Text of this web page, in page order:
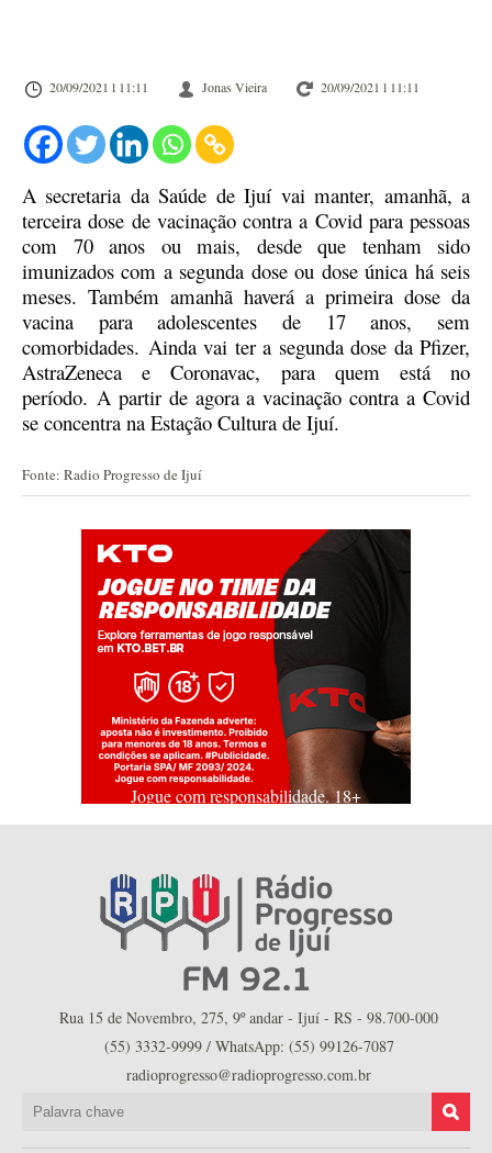
20/09/2021 l 11:11 Jonas Vieira 20/09/2021 l 11:11
A secretaria da Saúde de Ijuí vai manter, amanhã, a
terceira dose de vacinação contra a Covid para pessoas
com 70 anos ou mais, desde que tenham sido
imunizados com a segunda dose ou dose única há seis
meses. Também amanhã haverá a primeira dose da
vacina para adolescentes de 17 anos, sem
comorbidades. Ainda vai ter a segunda dose da Pfizer,
AstraZeneca eCoronavac, para quem está no
período. A partir de agora a vacinação contra a Covid
se concentra na Estação Cultura de Ijuí.
Fonte: Radio Progresso de Ijuí
Jogue com responsabilidade. 18+
Rua 15 de Novembro, 275, 9º andar - Ijuí - RS - 98.700-000
(55) 3332-9999 / WhatsApp: (55) 99126-7087
radioprogresso@radioprogresso.com.br